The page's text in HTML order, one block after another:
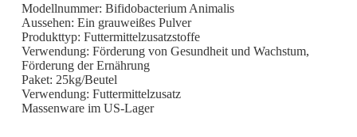
Modellnummer: Bifidobacterium Animalis
Aussehen: Ein grauweißes Pulver
Produkttyp: Futtermittelzusatzstoffe
Verwendung: Förderung von Gesundheit und Wachstum,
Förderung der Ernährung
Paket: 25kg/Beutel
Verwendung: Futtermittelzusatz
Massenware im US-Lager